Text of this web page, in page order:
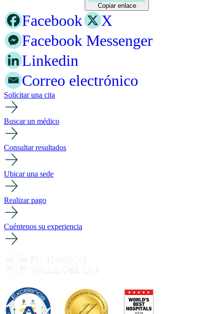
Copiar enlace
Facebook
X
Facebook Messenger
Linkedin
Correo electrónico
Solicitar una cita
Buscar un médico
Consultar resultados
Ubicar una sede
Realizar pago
Cuéntenos su experiencia